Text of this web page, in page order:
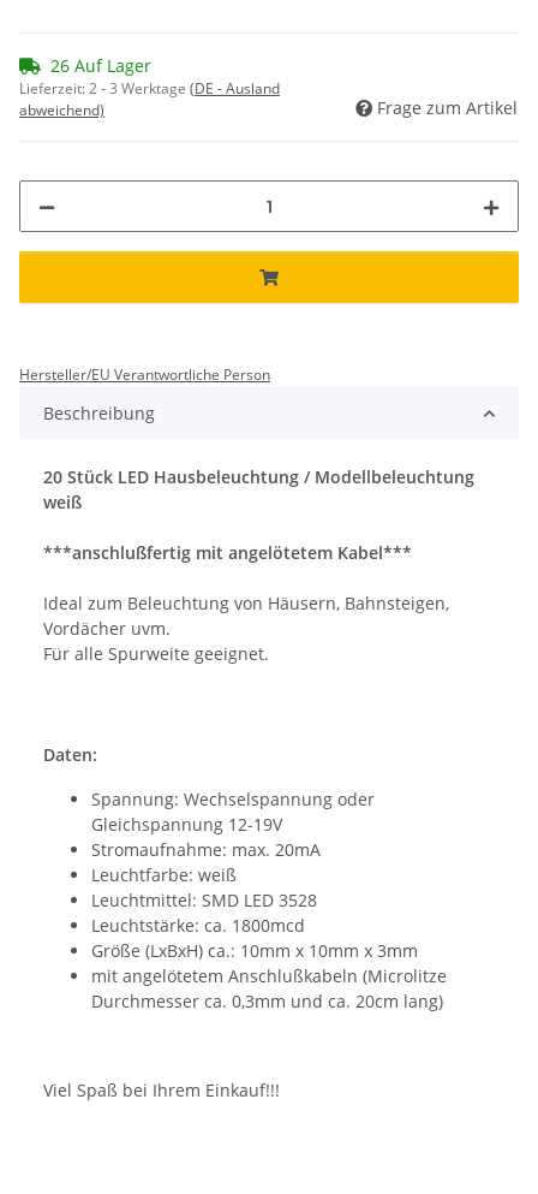
26 Auf Lager
Lieferzeit:2 - 3 Werktage (DE - Ausland
abweichend)
Frage zum Artikel
Hersteller/EU Verantwortliche Person
Beschreibung
20 Stück LED Hausbeleuchtung / Modellbeleuchtung
weiß
***anschlußfertig mit angelötetem Kabel***
Ideal zum Beleuchtung von Häusern, Bahnsteigen,
Vordächer uvm.
Für alle Spurweite geeignet.
Daten:
Spannung: Wechselspannung oder
Gleichspannung 12-19V
Stromaufnahme: max. 20mA
Leuchtfarbe: weiß
Leuchtmittel: SMD LED 3528
Leuchtstärke: ca. 1800mcd
Größe (LxBxH) ca.: 10mm x 10mm x 3mm
mit angelötetem Anschlußkabeln (Microlitze
Durchmesser ca. 0,3mm und ca. 20cm lang)
Viel Spaß bei Ihrem Einkauf!!!